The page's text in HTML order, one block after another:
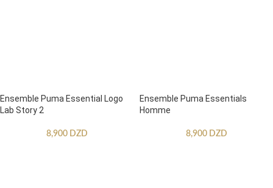
Ensemble Puma Essential Logo
Lab Story 2
8,900 DZD
Ensemble Puma Essentials
Homme
8,900 DZD